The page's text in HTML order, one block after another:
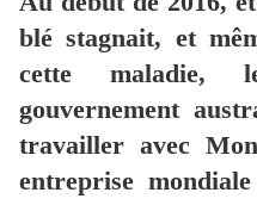
blé stagnait, et
cette maladie,
gouvernement
travailler avec
entreprise